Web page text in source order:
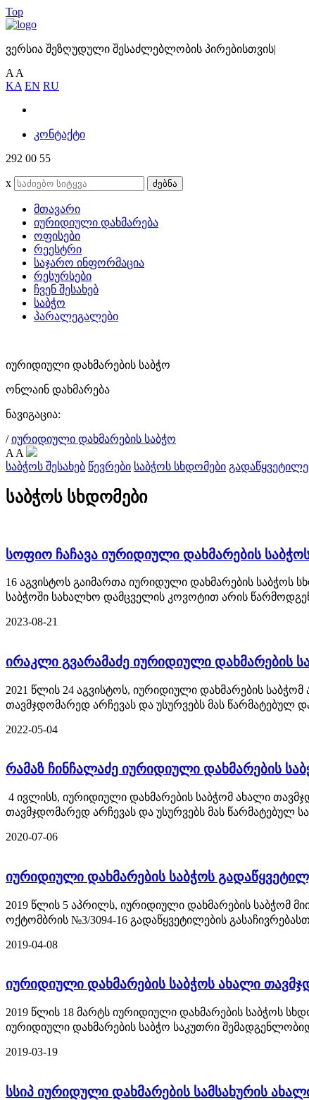
Top
ვერსია შეზღუდული შესაძლებლობის პირებისთვის|
A A
KA EN RU
კონტაქტი
292 00 55
x ძებნა
მთავარი
იურიდიული დახმარება
ოფისები
რეესტრი
საჯარო ინფორმაცია
რესურსები
ჩვენ შესახებ
საბჭო
პარალეგალები
იურიდიული დახმარების საბჭო
ონლაინ დახმარება
ნავიგაცია:
/ იურიდიული დახმარების საბჭო
A A
საბჭოს შესახებ წევრები საბჭოს სხდომები
საბჭოს სხდომები
სოფიო ჩაჩავა იურიდიული დახმარების
16 აგვისტოს გაიმართა იურიდული დახმარების
საბჭოში სახალხო დამცველის კოვოტით არის
2023-08-21
ირაკლი გვარამაძე იურიდიული დახმარების
2021 წლის 24 აგვისტოს, იურიდიული დახმარების
თავმჯდომარედ არჩევას და უსურვებს მას წარმატებულ
2022-05-04
რამაზ ჩინჩალაძე იურიდიული დახმარების
4 ივლისს, იურიდიული დახმარების საბჭომ ახალი
თავმჯდომარედ არჩევას და უსურვებს მას წარმატებულ
2020-07-06
იურიდიული დახმარების საბჭოს
2019 წლის 5 აპრილს, იურიდიული დახმარების საბჭომ
ოქტომბრის №3/3094-16 გადაწყვეტილების
2019-04-08
იურიდიული დახმარების საბჭოს ახალი
2019 წლის 18 მარტს იურიდიული დახმარების საბჭოს
იურიდიული დახმარების საბჭო საკუთრი
2019-03-19
სსიპ იურიდული დახმარების სამსახურის